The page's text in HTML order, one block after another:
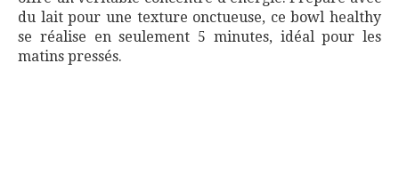
du lait pour une texture onctueuse, ce bowl healthy
se réalise en seulement 5 minutes, idéal pour les
matins pressés.